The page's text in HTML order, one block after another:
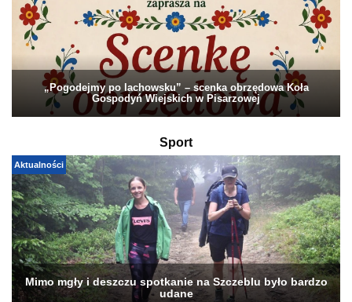
„Pogodejmy po lachowsku” – scenka obrzędowa Koła
Gospodyń Wiejskich w Pisarzowej
Sport
Aktualności
Mimo mgły i deszczu spotkanie na Szczeblu było bardzo
udane